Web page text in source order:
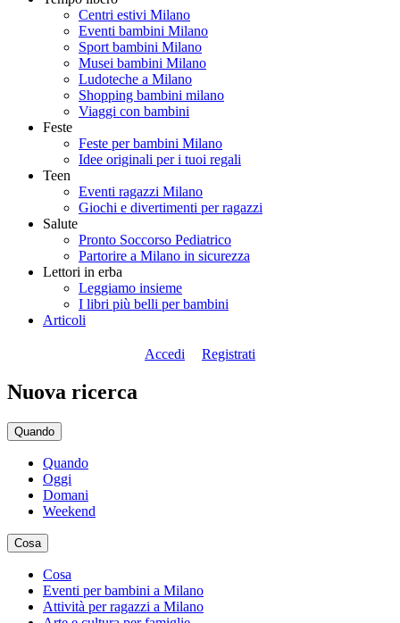
Centri estivi Milano
Eventi bambini Milano
Sport bambini Milano
Musei bambini Milano
Ludoteche a Milano
Shopping bambini milano
Viaggi con bambini
Feste
Feste per bambini Milano
Idee originali per i tuoi regali
Teen
Eventi ragazzi Milano
Giochi e divertimenti per ragazzi
Salute
Pronto Soccorso Pediatrico
Partorire a Milano in sicurezza
Lettori in erba
Leggiamo insieme
I libri più belli per bambini
Articoli
Accedi Registrati
Nuova ricerca
Quando
Quando
Oggi
Domani
Weekend
Cosa
Cosa
Eventi per bambini a Milano
Attività per ragazzi a Milano